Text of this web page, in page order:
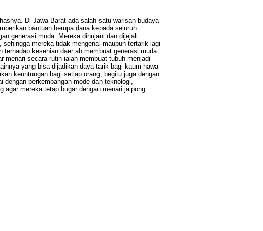
Di Jawa Barat ada salah satu warisan budaya
bantuan berupa dana kepada seluruh
generasi muda. Mereka dihujani dan dijejali
mereka tidak mengenal maupun tertarik lagi
kesenian daer ah membuat generasi muda
menari secara rutin ialah membuat tubuh menjadi
yang bisa dijadikan daya tarik bagi kaum hawa
keuntungan bagi setiap orang, begitu juga dengan
perkembangan mode dan teknologi,
mereka tetap bugar dengan menari jaipong.